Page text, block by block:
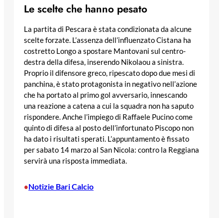
Le scelte che hanno pesato
La partita di Pescara è stata condizionata da alcune
scelte forzate. L’assenza dell’influenzato Cistana ha
costretto Longo a spostare Mantovani sul centro-
destra della difesa, inserendo Nikolaou a sinistra.
Proprio il difensore greco, ripescato dopo due mesi di
panchina, è stato protagonista in negativo nell’azione
che ha portato al primo gol avversario, innescando
una reazione a catena a cui la squadra non ha saputo
rispondere. Anche l’impiego di Raffaele Pucino come
quinto di difesa al posto dell’infortunato Piscopo non
ha dato i risultati sperati. L’appuntamento è fissato
per sabato 14 marzo al San Nicola: contro la Reggiana
servirà una risposta immediata.
•Notizie Bari Calcio